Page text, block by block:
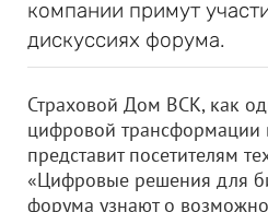
компании примут
дискуссиях форума.
Страховой Дом ВСК, как
цифровой трансформации
представит посетителям
«Цифровые решения для
форума узнают о